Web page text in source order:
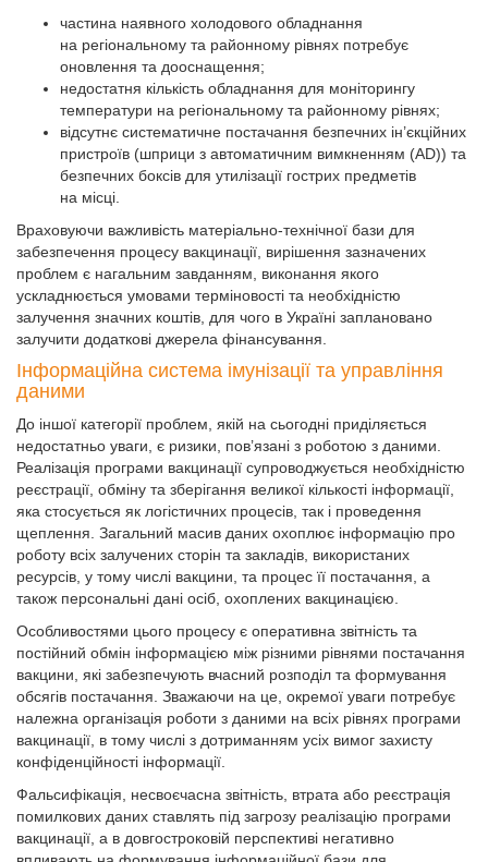
частина наявного холодового обладнання
на регіональному та районному рівнях потребує
оновлення та дооснащення;
недостатня кількість обладнання для моніторингу
температури на регіональному та районному рівнях;
відсутнє систематичне постачання безпечних ін’єкційних
пристроїв (шприци з автоматичним вимкненням (AD)) та
безпечних боксів для утилізації гострих предметів
на місці.
Враховуючи важливість матеріально-технічної бази для
забезпечення процесу вакцинації, вирішення зазначених
проблем є нагальним завданням, виконання якого
ускладнюється умовами терміновості та необхідністю
залучення значних коштів, для чого в Україні заплановано
залучити додаткові джерела фінансування.
Інформаційна система імунізації та управління
даними
До іншої категорії проблем, якій на сьогодні приділяється
недостатньо уваги, є ризики, пов’язані з роботою з даними.
Реалізація програми вакцинації супроводжується необхідністю
реєстрації, обміну та зберігання великої кількості інформації,
яка стосується як логістичних процесів, так і проведення
щеплення. Загальний масив даних охоплює інформацію про
роботу всіх залучених сторін та закладів, використаних
ресурсів, у тому числі вакцини, та процес її постачання, а
також персональні дані осіб, охоплених вакцинацією.
Особливостями цього процесу є оперативна звітність та
постійний обмін інформацією між різними рівнями постачання
вакцини, які забезпечують вчасний розподіл та формування
обсягів постачання. Зважаючи на це, окремої уваги потребує
належна організація роботи з даними на всіх рівнях програми
вакцинації, в тому числі з дотриманням усіх вимог захисту
конфіденційності інформації.
Фальсифікація, несвоєчасна звітність, втрата або реєстрація
помилкових даних ставлять під загрозу реалізацію програми
вакцинації, а в довгостроковій перспективі негативно